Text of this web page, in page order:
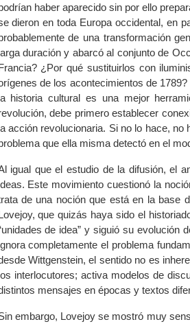
haber aparecido sin por ello
dieron en toda Europa occidental, en
de una transformación
duración y abarcó al conjunto de
¿Por qué sustituirlos con
de los acontecimientos de
historia cultural es una mejor
debe primero establecer
acción revolucionaria. Si no lo hace,
que ella misma detectó en el
igual que el estudio de la difusión, el
Este movimiento cuestionó la
de una noción que está en la base
que quizás haya sido el
de idea” y siguió su
completamente el problema
Wittgenstein, el sentido no es
interlocutores; activa modelos de
mensajes en épocas y textos
embargo, Lovejoy se mostró muy